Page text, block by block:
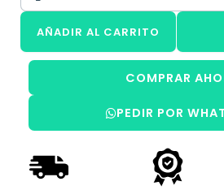
Vol
Get
Big
Lash
cantidad
AÑADIR AL CARRITO
COMPRAR
PEDIR POR